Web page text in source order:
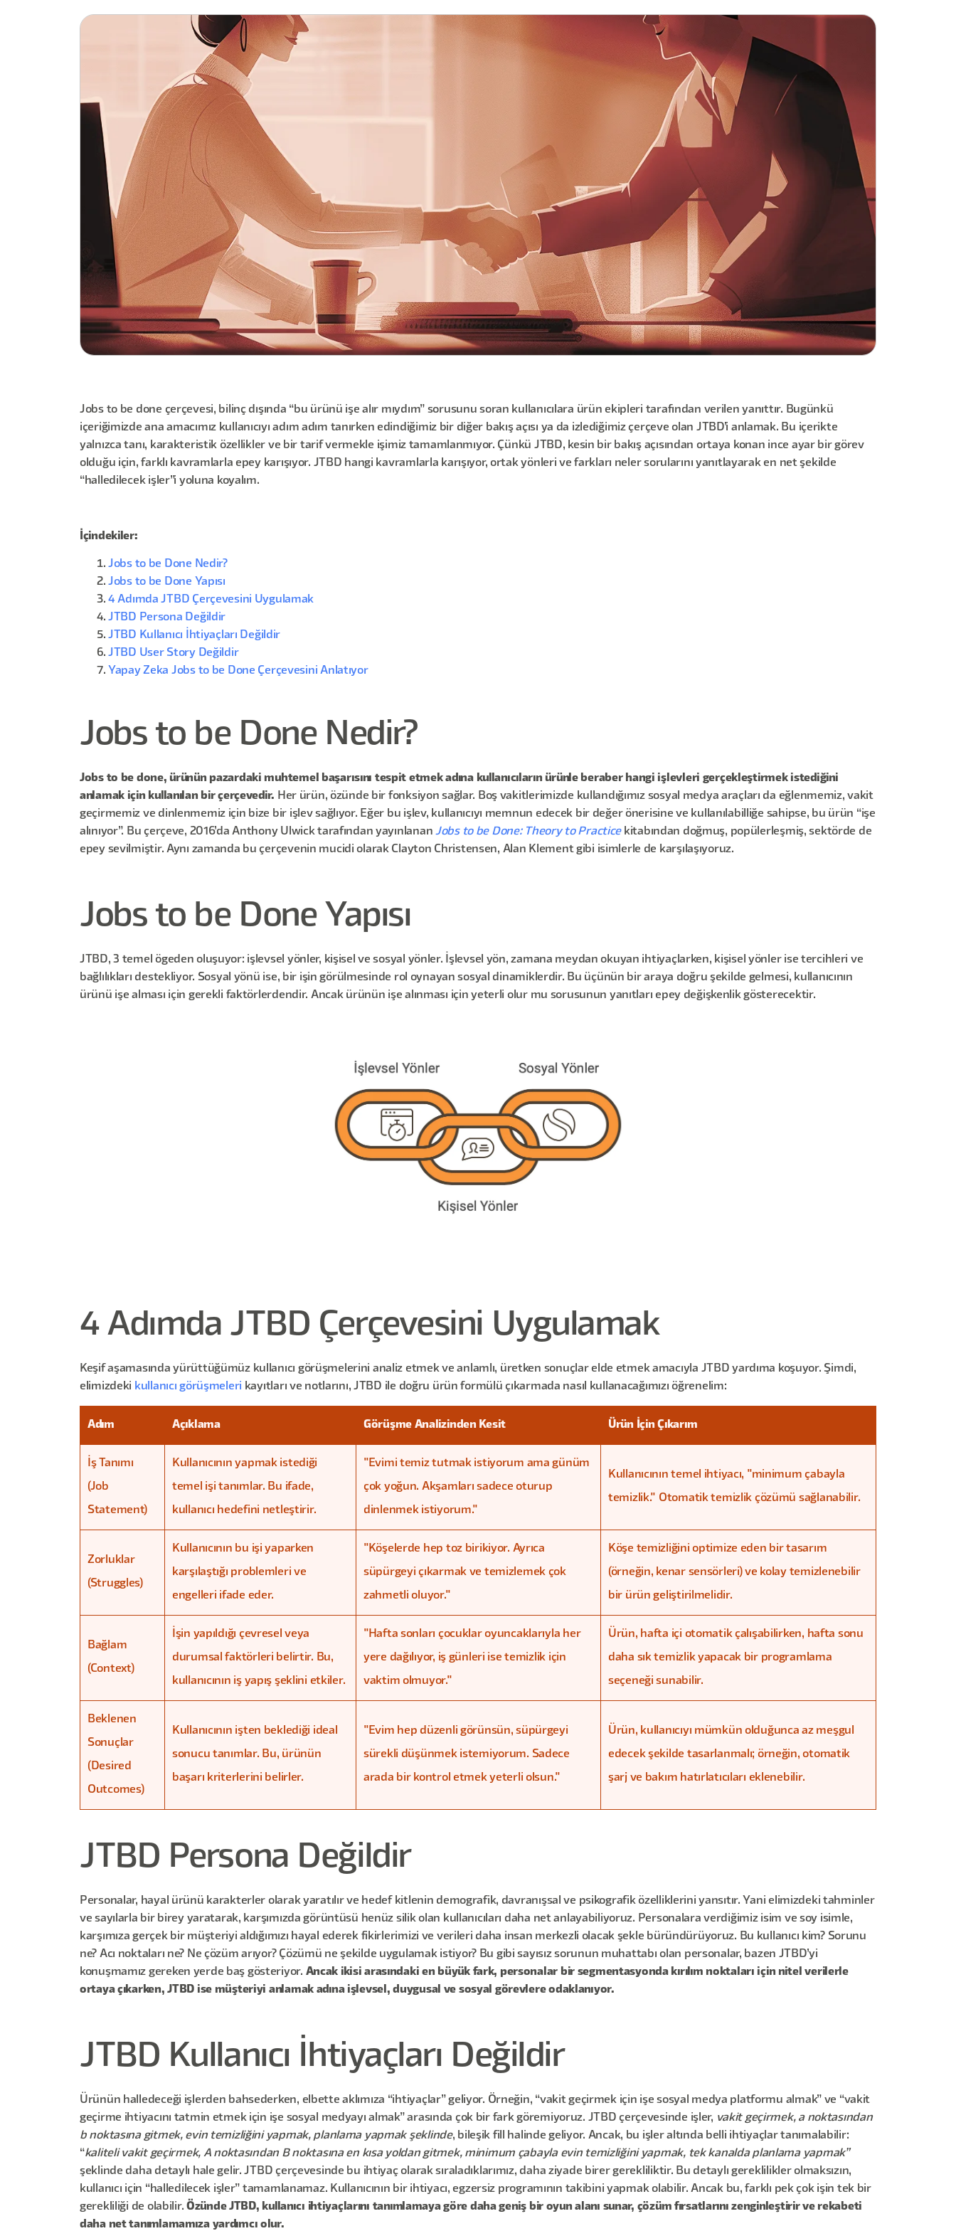
Jobs to be done çerçevesi, bilinç dışında “bu ürünü işe alır mıydım” sorusunu soran kullanıcılara ürün ekipleri tarafından verilen yanıttır. Bugünkü
içeriğimizde ana amacımız kullanıcıyı adım adım tanırken edindiğimiz bir diğer bakış açısı ya da izlediğimiz çerçeve olan JTBD’i anlamak. Bu içerikte
yalnızca tanı, karakteristik özellikler ve bir tarif vermekle işimiz tamamlanmıyor. Çünkü JTBD, kesin bir bakış açısından ortaya konan ince ayar bir görev
olduğu için, farklı kavramlarla epey karışıyor. JTBD hangi kavramlarla karışıyor, ortak yönleri ve farkları neler sorularını yanıtlayarak en net şekilde
“halledilecek işler”i yoluna koyalım.
İçindekiler:
Jobs to be Done Nedir?
Jobs to be Done Yapısı
4 Adımda JTBD Çerçevesini Uygulamak
JTBD Persona Değildir
JTBD Kullanıcı İhtiyaçları Değildir
JTBD User Story Değildir
Yapay Zeka Jobs to be Done Çerçevesini Anlatıyor
Jobs to be Done Nedir?
Jobs to be done, ürünün pazardaki muhtemel başarısını tespit etmek adına kullanıcıların ürünle beraber hangi işlevleri gerçekleştirmek istediğini
anlamak için kullanılan bir çerçevedir. Her ürün, özünde bir fonksiyon sağlar. Boş vakitlerimizde kullandığımız sosyal medya araçları da eğlenmemiz, vakit
geçirmemiz ve dinlenmemiz için bize bir işlev sağlıyor. Eğer bu işlev, kullanıcıyı memnun edecek bir değer önerisine ve kullanılabilliğe sahipse, bu ürün “işe
alınıyor”. Bu çerçeve, 2016’da Anthony Ulwick tarafından yayınlanan Jobs to be Done: Theory to Practice kitabından doğmuş, popülerleşmiş, sektörde de
epey sevilmiştir. Aynı zamanda bu çerçevenin mucidi olarak Clayton Christensen, Alan Klement gibi isimlerle de karşılaşıyoruz.
Jobs to be Done Yapısı
JTBD, 3 temel ögeden oluşuyor: işlevsel yönler, kişisel ve sosyal yönler. İşlevsel yön, zamana meydan okuyan ihtiyaçlarken, kişisel yönler ise tercihleri ve
bağlılıkları destekliyor. Sosyal yönü ise, bir işin görülmesinde rol oynayan sosyal dinamiklerdir. Bu üçünün bir araya doğru şekilde gelmesi, kullanıcının
ürünü işe alması için gerekli faktörlerdendir. Ancak ürünün işe alınması için yeterli olur mu sorusunun yanıtları epey değişkenlik gösterecektir.
4 Adımda JTBD Çerçevesini Uygulamak
Keşif aşamasında yürüttüğümüz kullanıcı görüşmelerini analiz etmek ve anlamlı, üretken sonuçlar elde etmek amacıyla JTBD yardıma koşuyor. Şimdi,
elimizdeki kullanıcı görüşmeleri kayıtları ve notlarını, JTBD ile doğru ürün formülü çıkarmada nasıl kullanacağımızı öğrenelim:
Adım Açıklama Görüşme Analizinden Kesit Ürün İçin Çıkarım
İş Tanımı
(Job
Statement)
Kullanıcının yapmak istediği
temel işi tanımlar. Bu ifade,
kullanıcı hedefini netleştirir.
"Evimi temiz tutmak istiyorum ama günüm
çok yoğun. Akşamları sadece oturup
dinlenmek istiyorum."
Kullanıcının temel ihtiyacı, "minimum çabayla
temizlik." Otomatik temizlik çözümü sağlanabilir.
Zorluklar
(Struggles)
Kullanıcının bu işi yaparken
karşılaştığı problemleri ve
engelleri ifade eder.
"Köşelerde hep toz birikiyor. Ayrıca
süpürgeyi çıkarmak ve temizlemek çok
zahmetli oluyor."
Köşe temizliğini optimize eden bir tasarım
(örneğin, kenar sensörleri) ve kolay temizlenebilir
bir ürün geliştirilmelidir.
Bağlam
(Context)
İşin yapıldığı çevresel veya
durumsal faktörleri belirtir. Bu,
kullanıcının iş yapış şeklini etkiler.
"Hafta sonları çocuklar oyuncaklarıyla her
yere dağılıyor, iş günleri ise temizlik için
vaktim olmuyor."
Ürün, hafta içi otomatik çalışabilirken, hafta sonu
daha sık temizlik yapacak bir programlama
seçeneği sunabilir.
Beklenen
Sonuçlar
(Desired
Outcomes)
Kullanıcının işten beklediği ideal
sonucu tanımlar. Bu, ürünün
başarı kriterlerini belirler.
"Evim hep düzenli görünsün, süpürgeyi
sürekli düşünmek istemiyorum. Sadece
arada bir kontrol etmek yeterli olsun."
Ürün, kullanıcıyı mümkün olduğunca az meşgul
edecek şekilde tasarlanmalı; örneğin, otomatik
şarj ve bakım hatırlatıcıları eklenebilir.
JTBD Persona Değildir
Personalar, hayal ürünü karakterler olarak yaratılır ve hedef kitlenin demografik, davranışsal ve psikografik özelliklerini yansıtır. Yani elimizdeki tahminler
ve sayılarla bir birey yaratarak, karşımızda görüntüsü henüz silik olan kullanıcıları daha net anlayabiliyoruz. Personalara verdiğimiz isim ve soy isimle,
karşımıza gerçek bir müşteriyi aldığımızı hayal ederek fikirlerimizi ve verileri daha insan merkezli olacak şekle büründürüyoruz. Bu kullanıcı kim? Sorunu
ne? Acı noktaları ne? Ne çözüm arıyor? Çözümü ne şekilde uygulamak istiyor? Bu gibi sayısız sorunun muhattabı olan personalar, bazen JTBD’yi
konuşmamız gereken yerde baş gösteriyor. Ancak ikisi arasındaki en büyük fark, personalar bir segmentasyonda kırılım noktaları için nitel verilerle
ortaya çıkarken, JTBD ise müşteriyi anlamak adına işlevsel, duygusal ve sosyal görevlere odaklanıyor.
JTBD Kullanıcı İhtiyaçları Değildir
Ürünün halledeceği işlerden bahsederken, elbette aklımıza “ihtiyaçlar” geliyor. Örneğin, “vakit geçirmek için işe sosyal medya platformu almak” ve “vakit
geçirme ihtiyacını tatmin etmek için işe sosyal medyayı almak” arasında çok bir fark göremiyoruz. JTBD çerçevesinde işler, vakit geçirmek, a noktasından
b noktasına gitmek, evin temizliğini yapmak, planlama yapmak şeklinde, bileşik fill halinde geliyor. Ancak, bu işler altında belli ihtiyaçlar tanımalabilir:
“kaliteli vakit geçirmek, A noktasından B noktasına en kısa yoldan gitmek, minimum çabayla evin temizliğini yapmak, tek kanalda planlama yapmak”
şeklinde daha detaylı hale gelir. JTBD çerçevesinde bu ihtiyaç olarak sıraladıklarımız, daha ziyade birer gerekliliktir. Bu detaylı gereklilikler olmaksızın,
kullanıcı için “halledilecek işler” tamamlanamaz. Kullanıcının bir ihtiyacı, egzersiz programının takibini yapmak olabilir. Ancak bu, farklı pek çok işin tek bir
gerekliliği de olabilir.Özünde JTBD, kullanıcı ihtiyaçlarını tanımlamaya göre daha geniş bir oyun alanı sunar, çözüm fırsatlarını zenginleştirir ve rekabeti
daha net tanımlamamıza yardımcı olur.